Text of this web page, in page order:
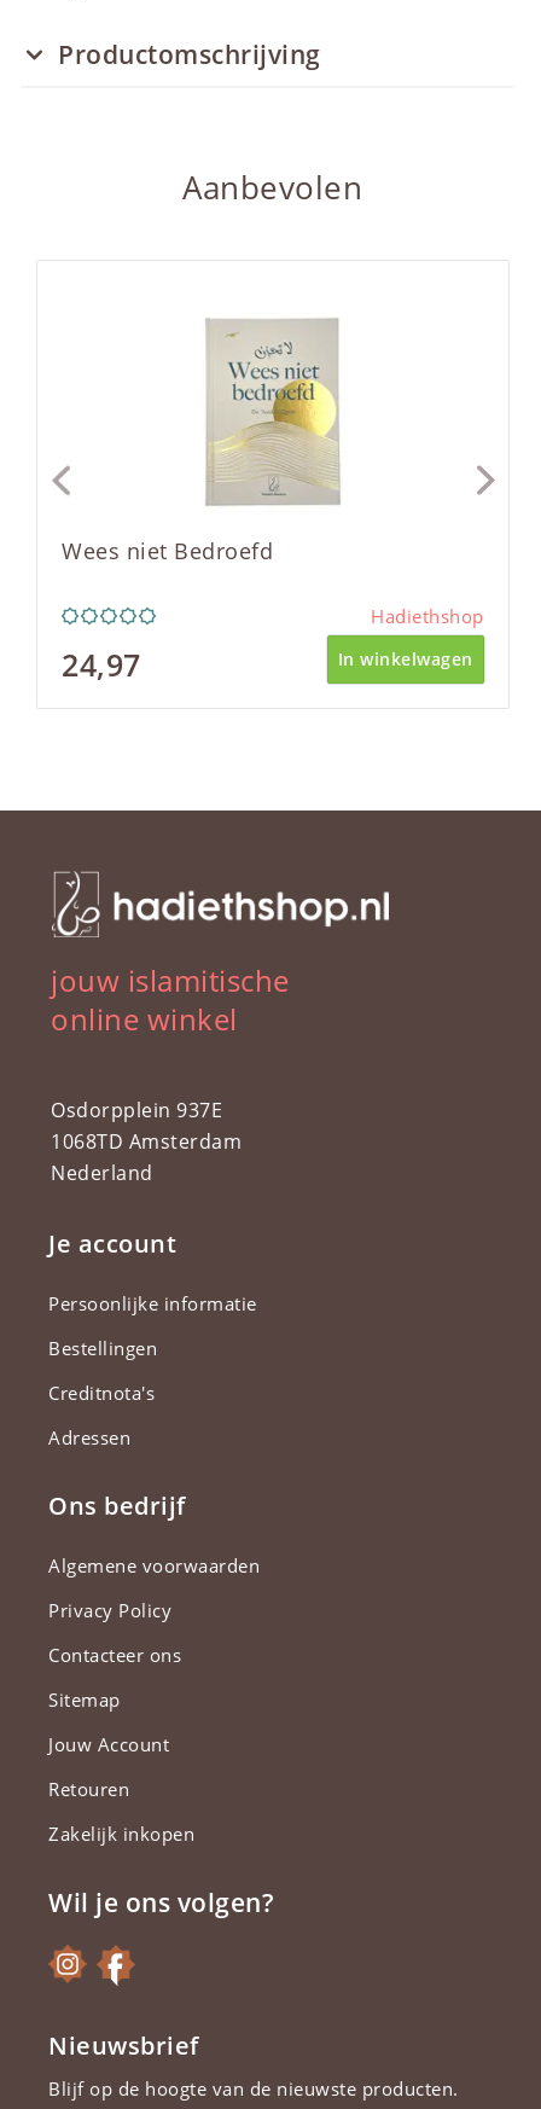
Productomschrijving
Aanbevolen
Wees niet Bedroefd
Hadiethshop
24,97 In winkelwagen
jouw islamitische
online winkel
Osdorpplein 937E
1068TD Amsterdam
Nederland
Je account
Persoonlijke informatie
Bestellingen
Creditnota's
Adressen
Ons bedrijf
Algemene voorwaarden
Privacy Policy
Contacteer ons
Sitemap
Jouw Account
Retouren
Zakelijk inkopen
Wil je ons volgen?
Nieuwsbrief
Blijf op de hoogte van de nieuwste producten.